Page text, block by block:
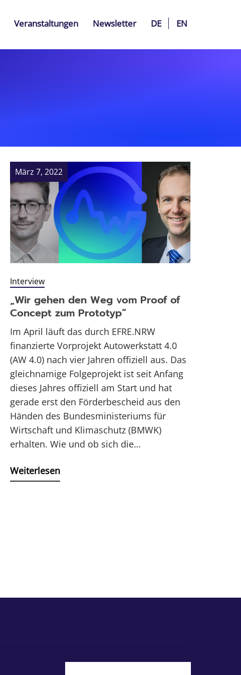
Veranstaltungen Newsletter DE EN
März 7, 2022
Interview
„Wir gehen den Weg vom Proof of
Concept zum Prototyp“
Im April läuft das durch EFRE.NRW
finanzierte Vorprojekt Autowerkstatt 4.0
(AW 4.0) nach vier Jahren offiziell aus. Das
gleichnamige Folgeprojekt ist seit Anfang
dieses Jahres offiziell am Start und hat
gerade erst den Förderbescheid aus den
Händen des Bundesministeriums für
Wirtschaft und Klimaschutz (BMWK)
erhalten. Wie und ob sich die…
Weiterlesen